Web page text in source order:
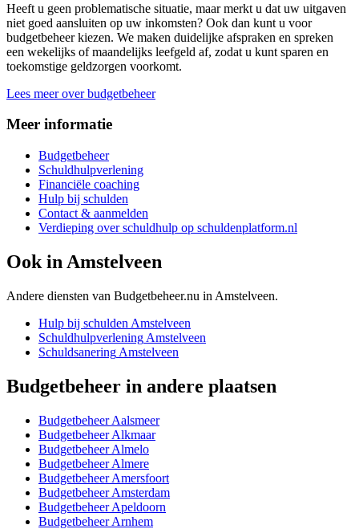
Heeft u geen problematische situatie, maar merkt u dat uw uitgaven
niet goed aansluiten op uw inkomsten? Ook dan kunt u voor
budgetbeheer kiezen. We maken duidelijke afspraken en spreken
een wekelijks of maandelijks leefgeld af, zodat u kunt sparen en
toekomstige geldzorgen voorkomt.
Lees meer over budgetbeheer
Meer informatie
Budgetbeheer
Schuldhulpverlening
Financiële coaching
Hulp bij schulden
Contact & aanmelden
Verdieping over schuldhulp op schuldenplatform.nl
Ook in Amstelveen
Andere diensten van Budgetbeheer.nu in Amstelveen.
Hulp bij schulden Amstelveen
Schuldhulpverlening Amstelveen
Schuldsanering Amstelveen
Budgetbeheer in andere plaatsen
Budgetbeheer Aalsmeer
Budgetbeheer Alkmaar
Budgetbeheer Almelo
Budgetbeheer Almere
Budgetbeheer Amersfoort
Budgetbeheer Amsterdam
Budgetbeheer Apeldoorn
Budgetbeheer Arnhem